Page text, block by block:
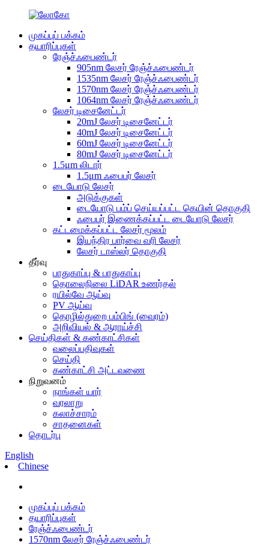
முகப்புப் பக்கம்
தயாரிப்புகள்
ரேஞ்ச்ஃபைண்டர்
905nm லேசர் ரேஞ்ச்ஃபைண்டர்
1535nm லேசர் ரேஞ்ச்ஃபைண்டர்
1570nm லேசர் ரேஞ்ச்ஃபைண்டர்
1064nm லேசர் ரேஞ்ச்ஃபைண்டர்
லேசர் டிசைனேட்டர்
20mJ லேசர் டிசைனேட்டர்
40mJ லேசர் டிசைனேட்டர்
60mJ லேசர் டிசைனேட்டர்
80mJ லேசர் டிசைனேட்டர்
1.5μm லிடார்
1.5μm ஃபைபர் லேசர்
டையோடு லேசர்
அடுக்குகள்
டையோடு பம்ப் செய்யப்பட்ட கெயின் தொகுதி
ஃபைபர் இணைக்கப்பட்ட டையோடு லேசர்
கட்டமைக்கப்பட்ட லேசர் மூலம்
இயந்திர பார்வை வரி லேசர்
லேசர் டாஸ்லர் தொகுதி
தீர்வு
பாதுகாப்பு & பாதுகாப்பு
தொலைநிலை LiDAR உணர்தல்
ரயில்வே ஆய்வு
PV ஆய்வு
தொழில்துறை பம்பிங் (வைரம்)
அறிவியல் & ஆராய்ச்சி
செய்திகள் & கண்காட்சிகள்
வலைப்பதிவுகள்
செய்தி
கண்காட்சி அட்டவணை
நிறுவனம்
நாங்கள் யார்
வரலாறு
கலாச்சாரம்
சாதனைகள்
தொடர்பு
English
Chinese
முகப்புப் பக்கம்
தயாரிப்புகள்
ரேஞ்ச்ஃபைண்டர்
1570nm லேசர் ரேஞ்ச்ஃபைண்டர்